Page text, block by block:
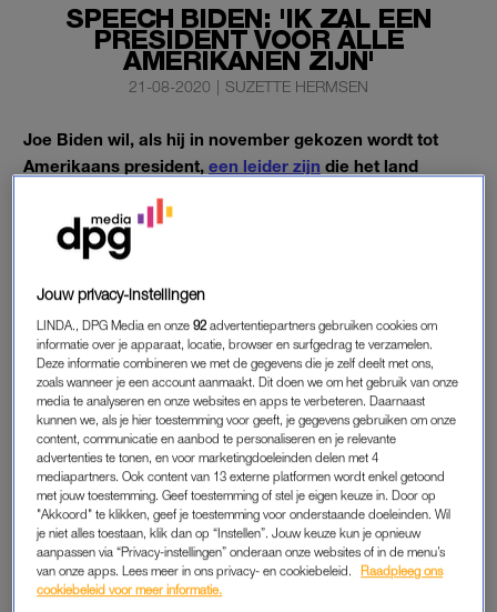
SPEECH BIDEN: 'IK ZAL EEN
PRESIDENT VOOR ÁLLE
AMERIKANEN ZIJN'
21-08-2020 | SUZETTE HERMSEN
Joe Biden wil, als hij in november gekozen wordt tot
Amerikaans president, een leider zijn die het land
tegenstellingen kan halen waarin het nu verkeert.
Biden accepteerde met zijn speech donderdagavond, op de
laatste dag van de Democratische Conventie, officieel de
nominatie als presidentskandidaat van zijn partij. Hij deed dat
tijdens de afsluitende toespraak van de vierdaagse
bijeenkomst.
“Ik zal even hard werken voor mensen die niet op megaan
stemmen, als voor Amerikanen die wel op mij stemmen. Ik zal
hoop boven vrees stellen. De pandemie die het land teistert,
biedt naast problemen ook ongekende mogelijkheden,” aldus
Biden.
Lees ook
Barack Obama steunt vriend Joe Biden met videoboodschap
Jouw privacy-instellingen
LINDA., DPG Media en onze92 advertentiepartners gebruiken cookies om
informatie over je apparaat, locatie, browser en surfgedrag te verzamelen.
Deze informatie combineren we met de gegevens die je zelf deelt met ons,
zoals wanneer je een account aanmaakt. Dit doen we om het gebruik van onze
media te analyseren en onze websites en apps te verbeteren. Daarnaast
kunnen we, als je hier toestemming voor geeft, je gegevens gebruiken om onze
content, communicatie en aanbod te personaliseren en je relevante
advertenties te tonen, en voor marketingdoeleinden delen met 4
mediapartners. Ook content van 13 externe platformen wordt enkel getoond
met jouw toestemming. Geef toestemming of stel je eigen keuze in. Door op
"Akkoord" te klikken, geef je toestemming voor onderstaande doeleinden. Wil
je niet alles toestaan, klik dan op “Instellen”. Jouw keuze kun je opnieuw
aanpassen via “Privacy-instellingen” onderaan onze websites of in de menu’s
van onze apps. Lees meer in ons privacy- en cookiebeleid.
Raadpleeg ons
cookiebeleid voor meer informatie.